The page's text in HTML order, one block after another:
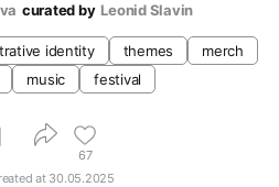
curated by Leonid Slavin
identity themes
merch
music festival
67
at 30.05.2025